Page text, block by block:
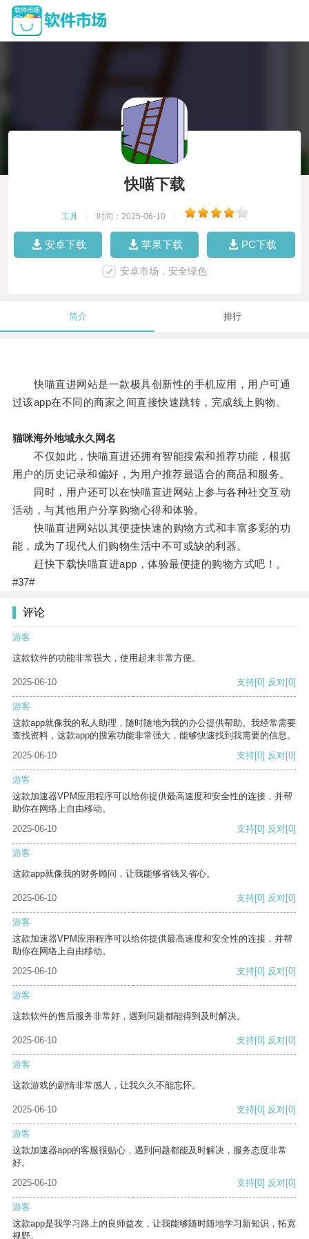
快喵下载
工具 时间：2025-06-10
安卓下载 苹果下载 PC下载
安卓市场，安全绿色
简介 排行
快喵直进网站是一款极具创新性的手机应用，用户可通
过该app在不同的商家之间直接快速跳转，完成线上购物。
猫咪海外地域永久网名
不仅如此，快喵直进还拥有智能搜索和推荐功能，根据
用户的历史记录和偏好，为用户推荐最适合的商品和服务。
同时，用户还可以在快喵直进网站上参与各种社交互动
活动，与其他用户分享购物心得和体验。
快喵直进网站以其便捷快速的购物方式和丰富多彩的功
能，成为了现代人们购物生活中不可或缺的利器。
赶快下载快喵直进app，体验最便捷的购物方式吧！。
#37#
评论
游客
这款软件的功能非常强大，使用起来非常方便。
2025-06-10 支持[0] 反对[0]
游客
这款app就像我的私人助理，随时随地为我的办公提供帮助。我经常需要
查找资料，这款app的搜索功能非常强大，能够快速找到我需要的信息。
2025-06-10
支持[0] 反对[0]
游客
这款加速器VPM应用程序可以给你提供最高速度和安全性的连接，并帮
助你在网络上自由移动。
2025-06-10
支持[0] 反对[0]
游客
这款app就像我的财务顾问，让我能够省钱又省心。
2025-06-10 支持[0] 反对[0]
游客
这款加速器VPM应用程序可以给你提供最高速度和安全性的连接，并帮
助你在网络上自由移动。
2025-06-10
支持[0] 反对[0]
游客
这款软件的售后服务非常好，遇到问题都能得到及时解决。
2025-06-10 支持[0] 反对[0]
游客
这款游戏的剧情非常感人，让我久久不能忘怀。
2025-06-10 支持[0] 反对[0]
游客
这款加速器app的客服很贴心，遇到问题都能及时解决，服务态度非常
好。
2025-06-10
支持[0] 反对[0]
游客
这款app是我学习路上的良师益友，让我能够随时随地学习新知识，拓宽
视野。